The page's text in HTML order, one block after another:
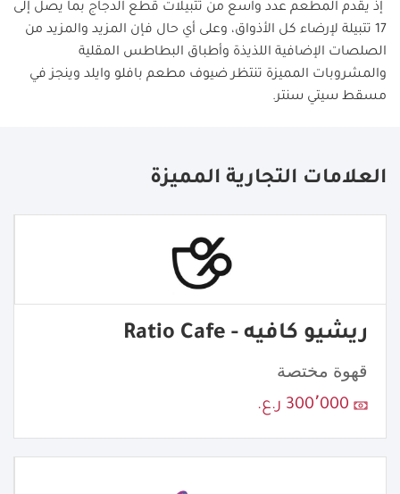
إذ يقدم المطعم عدد واسع من تتبيلات قطع الدجاج بما يصل إلى
17 تتبيلة لإرضاء كل الأذواق، وعلى أي حال فإن المزيد والمزيد من
الصلصات الإضافية اللذيذة وأطباق البطاطس المقلية
والمشروبات المميزة تنتظر ضيوف مطعم بافلو وايلد وينجز في
مسقط سيتي سنتر.
العلامات التجارية المميزة
ريشيو كافيه - Ratio Cafe
قهوة مختصة
300٬000 ر.ع.